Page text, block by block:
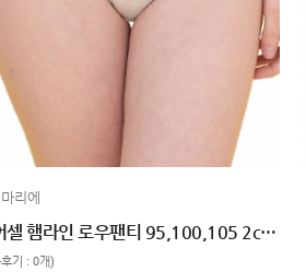
리에
에어셀 햄라인 로우팬티 95,100,105 2color
기 : 0개)